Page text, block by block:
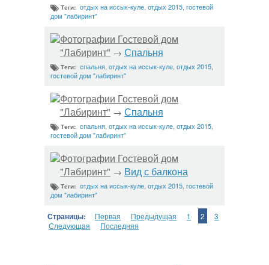
Теги: отдых на иссык-куле отдых 2015 гостевой
дом "лабиринт"
Фотографии Гостевой дом
"Лабиринт" → Спальня
Теги: спальня отдых на иссык-куле отдых 2015
гостевой дом "лабиринт"
Фотографии Гостевой дом
"Лабиринт" → Спальня
Теги: спальня отдых на иссык-куле отдых 2015
гостевой дом "лабиринт"
Фотографии Гостевой дом
"Лабиринт" → Вид с балкона
Теги: отдых на иссык-куле отдых 2015 гостевой
дом "лабиринт"
Страницы: Первая Предыдущая 1 2
3
Следующая
Последняя